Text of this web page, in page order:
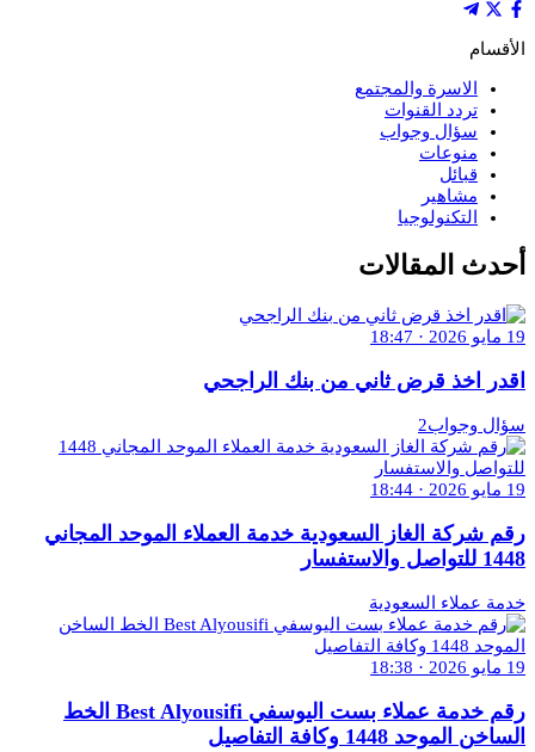
الأقسام
الاسرة والمجتمع
تردد القنوات
سؤال وجواب
منوعات
قبائل
مشاهير
التكنولوجيا
أحدث المقالات
19 مايو 2026 · 18:47
اقدر اخذ قرض ثاني من بنك الراجحي
سؤال وجواب2
19 مايو 2026 · 18:44
رقم شركة الغاز السعودية خدمة العملاء الموحد المجاني
1448 للتواصل والاستفسار
خدمة عملاء السعودية
19 مايو 2026 · 18:38
رقم خدمة عملاء بست اليوسفي Best Alyousifi الخط
الساخن الموحد 1448 وكافة التفاصيل